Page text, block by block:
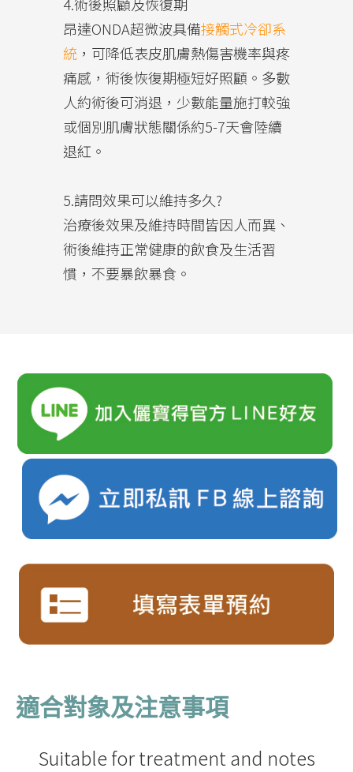
昂達ONDA超微波具備接觸式冷卻系
統 ，可降低表皮肌膚熱傷害機率與疼
痛感，術後恢復期極短好照顧。多數
人約術後可消退，少數能量施打較強
或個別肌膚狀態關係約5-7天會陸續
退紅。
5.請問效果可以維持多久?
治療後效果及維持時間皆因人而異、
術後維持正常健康的飲食及生活習
慣，不要暴飲暴食。
適合對象及注意事項
Suitable for treatment and notes